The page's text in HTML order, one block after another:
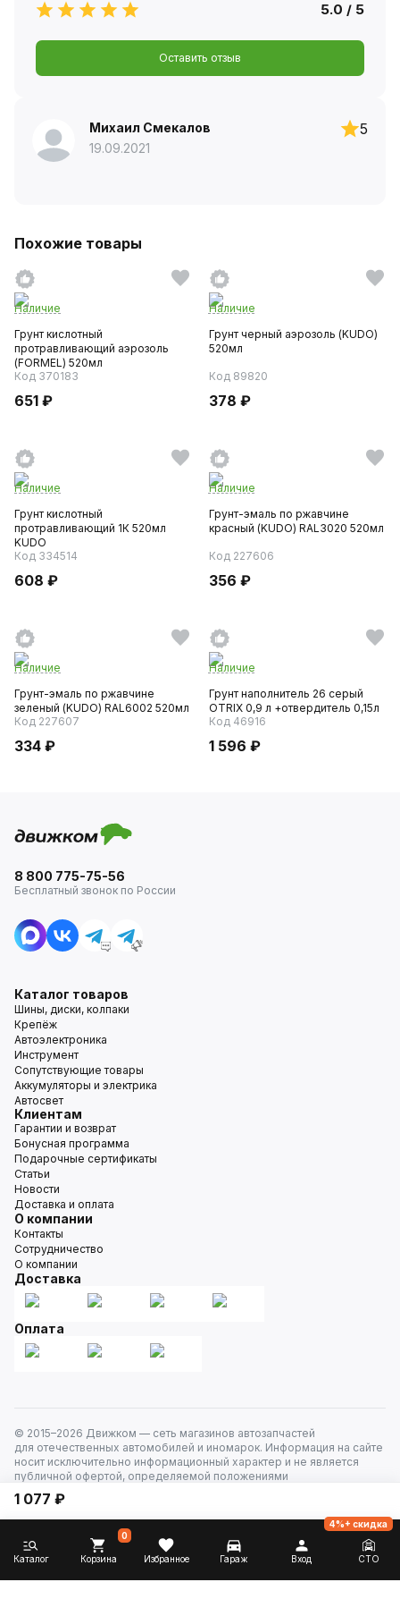
5.0 / 5
Оставить отзыв
Михаил Смекалов
19.09.2021
5
Похожие товары
Наличие
Грунт кислотный
протравливающий аэрозоль
(FORMEL) 520мл
Код 370183
651 ₽
Наличие
Грунт черный аэрозоль (KUDO)
520мл
Код 89820
378 ₽
Наличие
Грунт кислотный
протравливающий 1К 520мл
KUDO
Код 334514
608 ₽
Наличие
Грунт-эмаль по ржавчине
красный (KUDO) RAL3020 520мл
Код 227606
356 ₽
Наличие
Грунт-эмаль по ржавчине
зеленый (KUDO) RAL6002 520мл
Код 227607
334 ₽
Наличие
Грунт наполнитель 26 серый
OTRIX 0,9 л +отвердитель 0,15л
Код 46916
1 596 ₽
1 077 ₽
8 800 775-75-56
Бесплатный звонок по России
Каталог товаров
Шины, диски, колпаки
Крепёж
Автоэлектроника
Инструмент
Сопутствующие товары
Аккумуляторы и электрика
Автосвет
Клиентам
Гарантии и возврат
Бонусная программа
Подарочные сертификаты
Статьи
Новости
Доставка и оплата
О компании
Контакты
Сотрудничество
О компании
Доставка
Оплата
© 2015–2026 Движком — сеть магазинов автозапчастей
для отечественных автомобилей и иномарок. Информация на сайте
носит исключительно информационный характер и не является
публичной офертой, определяемой положениями
Каталог Корзина
0
Избранное Гараж Вход СТО
4%+ скидка